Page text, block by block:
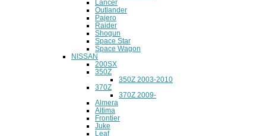
Lancer
Outlander
Pajero
Raider
Shogun
Space Star
Space Wagon
NISSAN
200SX
350Z
350Z 2003-2010
370Z
370Z 2009-
Almera
Altima
Frontier
Juke
Leaf